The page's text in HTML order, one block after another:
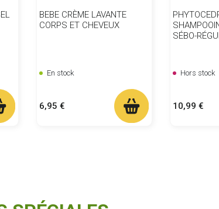
BEBE CRÈME LAVANTE
CORPS ET CHEVEUX
En stock
Prix
6,95 €
SÉBO-
Hors stock
Prix
10,99 €